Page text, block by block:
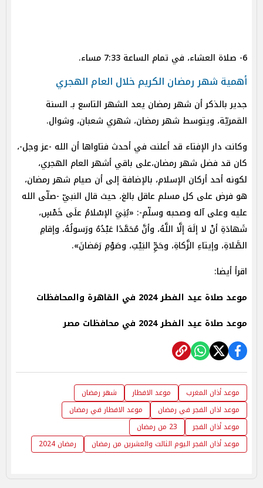
6- صلاة العشاء، في تمام الساعة 7:33 مساء.
أهمية شهر رمضان الكريم خلال العام الهجري
جدير بالذكر أن شهر رمضان يعد الشهر التاسع بـ السنة
القمريّة، ويتوسط شهر رمضان، شهري شعبان، وشوال.
وكانت دار الإفتاء قد أعلنت في أحدث فتاواها أن الله -عز وجل-،
كان قد فضل شهر رمضان،على باقي أشهر العام الهجري،
لكونه أحد أركان الإسلام، بالإضافة إلى أن صيام شهر رمضان،
هو فرض على كل مسلم عاقل بالغ، حيث قال النبيّ -صلّى الله
عليه وعلى آله وصحبه وسلّم-: «بُنِيَ الإسْلامُ علَى خَمْسٍ،
شَهادَةِ أنْ لا إلَهَ إلَّا اللَّهُ، وأنَّ مُحَمَّدًا عَبْدُهُ ورَسولُهُ، وإقامِ
الصَّلاةِ، وإيتاءِ الزَّكاةِ، وحَجِّ البَيْتِ، وصَوْمِ رَمَضانَ».
اقرأ أيضا:
موعد صلاة عيد الفطر 2024 في القاهرة والمحافظات
موعد صلاة عيد الفطر 2024 في محافظات مصر
موعد أذان المغرب موعد الافطار
شهر رمضان
موعد اذان الفجر في رمضان
موعد الافطار في رمضان
موعد أذان الفجر
23 من رمضان
موعد أذان الفجر اليوم الثالث والعشرين من رمضان
رمضان 2024